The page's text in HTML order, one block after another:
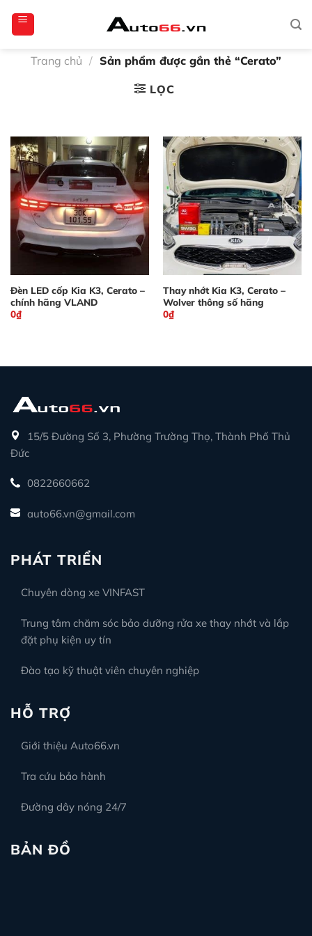
qua
Trang chủ / Sản phẩm được gắn thẻ “Cerato”
LỌC
Đèn LED cốp Kia K3, Cerato –
chính hãng VLAND
0₫
Thay nhớt Kia K3, Cerato –
Wolver thông số hãng
0₫
15/5 Đường Số 3, Phường Trường Thọ, Thành Phố Thủ
Đức
0822660662
auto66.vn@gmail.com
PHÁT TRIỂN
Chuyên dòng xe VINFAST
Trung tâm chăm sóc bảo dưỡng rửa xe thay nhớt và lắp
đặt phụ kiện uy tín
Đào tạo kỹ thuật viên chuyên nghiệp
HỖ TRỢ
Giới thiệu Auto66.vn
Tra cứu bảo hành
Đường dây nóng 24/7
BẢN ĐỒ